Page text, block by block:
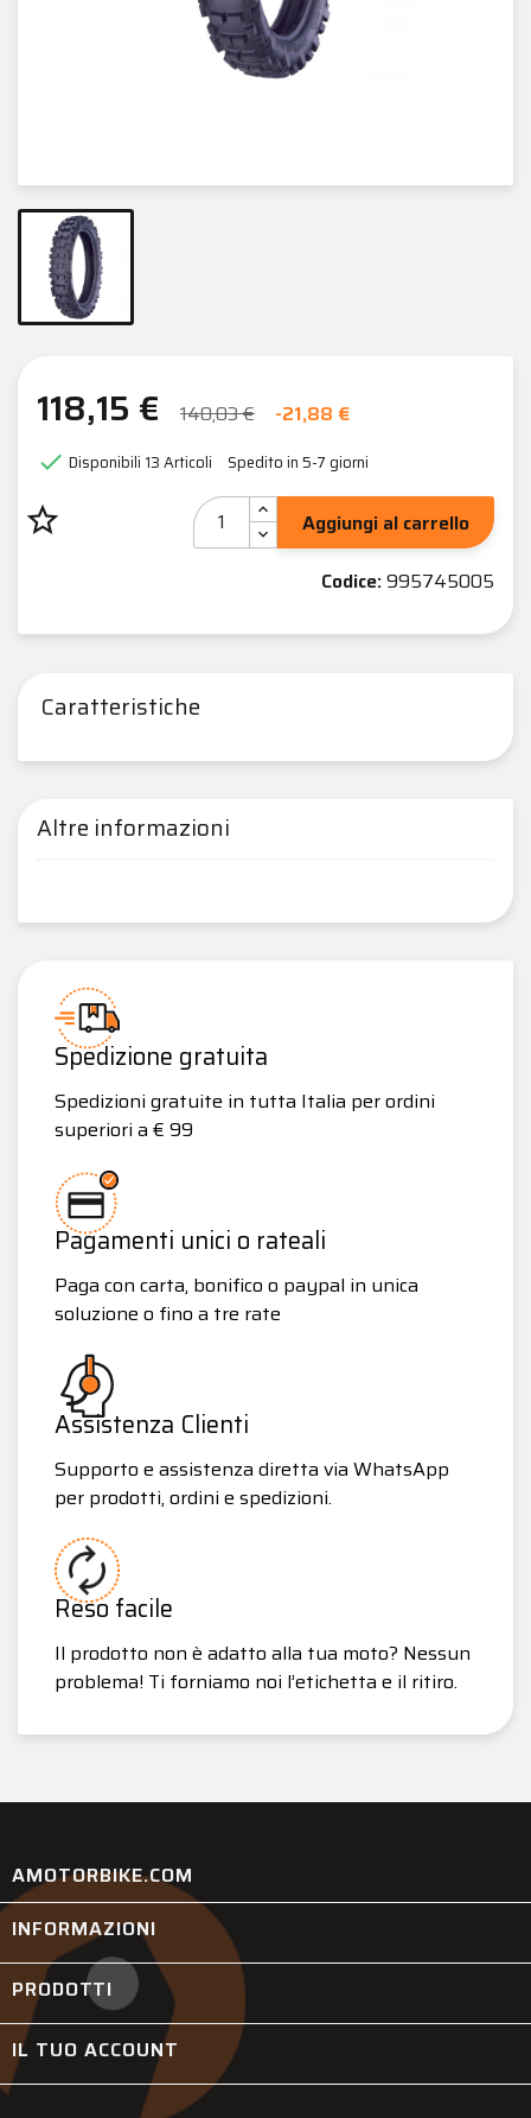
118,15 € 140,03 € -21,88 €
 Disponibili 13 Articoli Spedito in 5-7 giorni
star_border
Aggiungi al carrello
Codice:995745005
Caratteristiche
Altre informazioni
Spedizione gratuita
Spedizioni gratuite in tutta Italia per ordini
superiori a € 99
Pagamenti unici o rateali
Paga con carta, bonifico o paypal in unica
soluzione o fino a tre rate
Assistenza Clienti
Supporto e assistenza diretta via WhatsApp
per prodotti, ordini e spedizioni.
Reso facile
Il prodotto non è adatto alla tua moto? Nessun
problema! Ti forniamo noi l’etichetta e il ritiro.
AMOTORBIKE.COM
INFORMAZIONI
PRODOTTI
IL TUO ACCOUNT